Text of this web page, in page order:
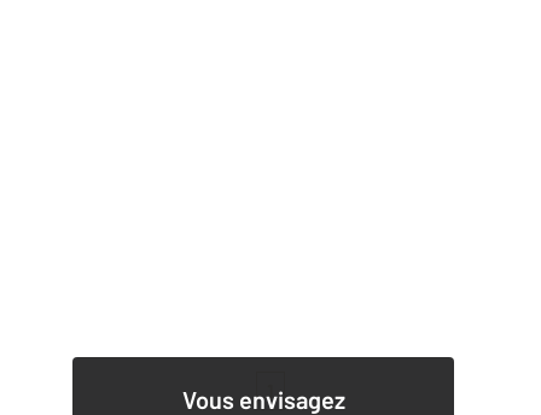
Vous envisagez